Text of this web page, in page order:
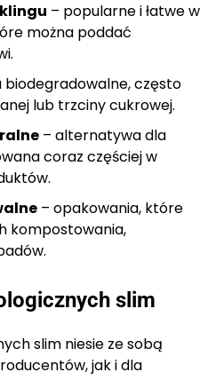
– popularne i łatwe w
można poddać
biodegradowalne, często
lub trzciny cukrowej.
– alternatywa dla
coraz częściej w
– opakowania, które
kompostowania,
slim
slim niesie ze sobą
jak i dla